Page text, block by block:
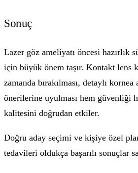
Sonuç
Lazer göz ameliyatı öncesi hazırlık
için büyük önem taşır. Kontakt lens
zamanda bırakılması, detaylı
önerilerine uyulması hem güvenliği
kalitesini doğrudan etkiler.
Doğru aday seçimi ve kişiye özel
tedavileri oldukça başarılı sonuçlar